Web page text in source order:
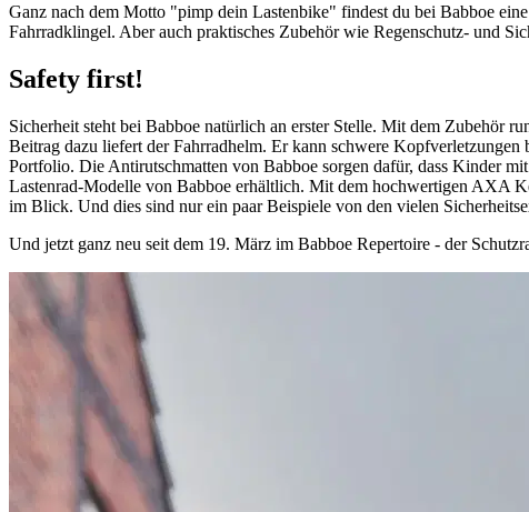
Ganz nach dem Motto "pimp dein Lastenbike" findest du bei Babboe
Fahrradklingel. Aber auch praktisches Zubehör wie Regenschutz- und
Safety first!
Sicherheit steht bei Babboe natürlich an erster Stelle. Mit dem Zubehör
Beitrag dazu liefert der Fahrradhelm. Er kann schwere
Portfolio. Die Antirutschmatten von Babboe sorgen dafür, dass Kinder
Lastenrad-Modelle von Babboe erhältlich. Mit dem hochwertigen AXA
im Blick. Und dies sind nur ein paar Beispiele von den vielen
Und jetzt ganz neu seit dem 19. März im Babboe Repertoire - der